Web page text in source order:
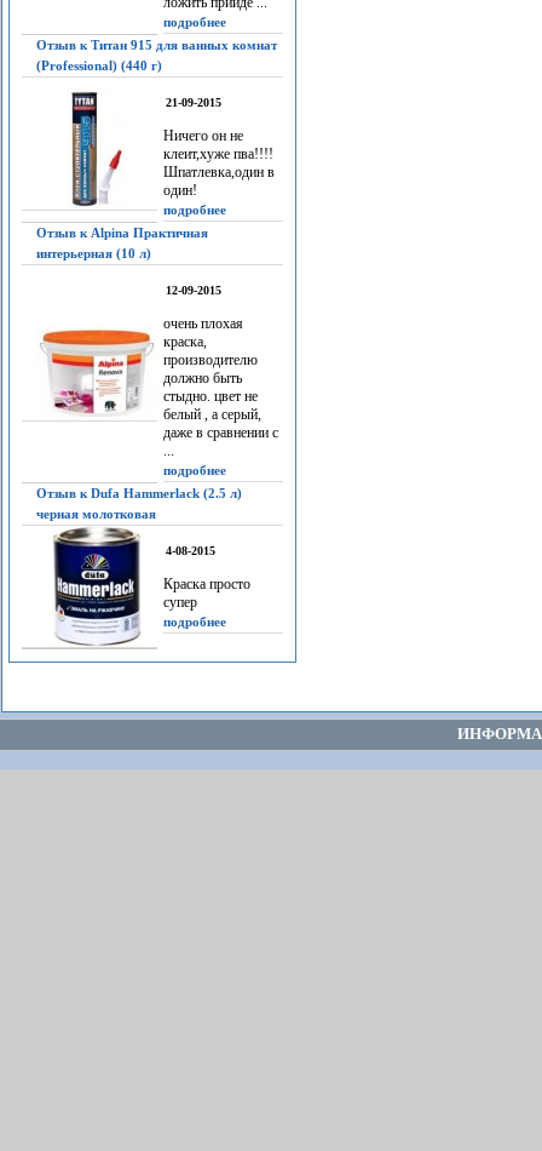
подробнее
Отзыв к Титан 915 для ванных комнат
(Professional) (440 г)
21-09-2015
Ничего он не
клеит,хуже пва!!!!
Шпатлевка,один в
один!
подробнее
Отзыв к Alpina Практичная
интерьерная (10 л)
12-09-2015
очень плохая
краска,
производителю
должно быть
стыдно. цвет не
белый , а серый,
даже в сравнении с
...
подробнее
Отзыв к Dufa Hammerlack (2.5 л)
черная молотковая
4-08-2015
Краска просто
супер
подробнее